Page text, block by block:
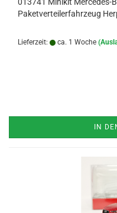
Paketverteilerfahrzeug
Lieferzeit: ca. 1 Woche
IN